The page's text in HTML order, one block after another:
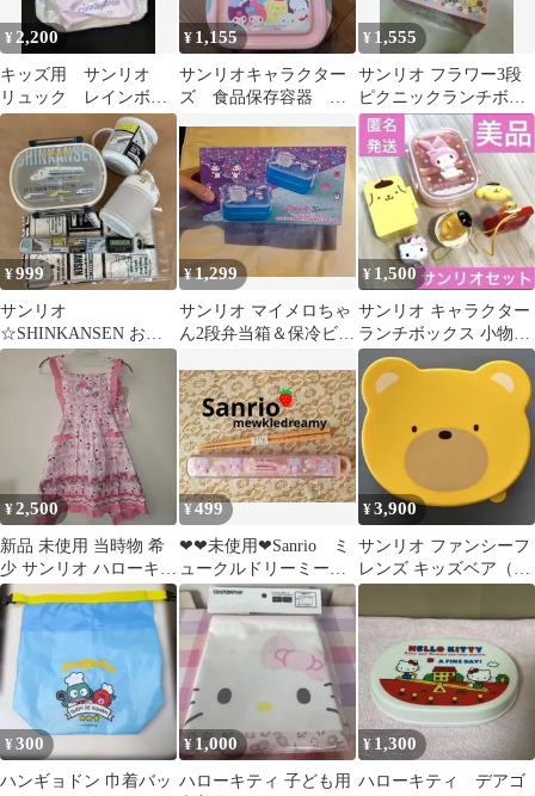
¥2,200
キッズ用 サンリオ
リュック レインボ
ー シナモロール
¥ 1,155
サンリオキャラクター
ズ 食品保存容器 タ
つセット
¥ 1,555
サンリオ フラワー3段
ピクニックランチボッ
クスお弁当箱 ピンク
¥999
サンリオ
☆SHINKANSEN お弁
当箱他
¥1,299
サンリオ マイメロちゃ
ん2段弁当箱＆保冷ビッ
¥ 1,500
サンリオ キャラクター
ランチボックス 小物セ
ット 5点セット マイメ
ロ キティ
¥2,500
新品 未使用 当時物 希
少 サンリオ ハローキテ
ィ お洒落エプロン＆三
角巾セット
¥499
❤❤未使用❤Sanrio ミ
ュークルドリーミー
お箸とケース
¥3,900
サンリオ ファンシーフ
レンズ キッズベア（ハ
ウディ） お弁当箱
¥300
ハンギョドン 巾着バッ
¥ 1,000
ハローキティ 子ども用
¥ 1,300
ハローキティ デアゴ